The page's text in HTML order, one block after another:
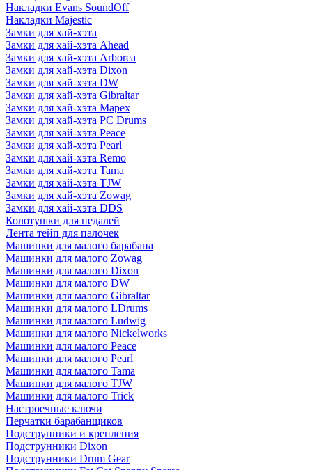
Накладки Evans SoundOff
Накладки Majestic
Замки для хай-хэта
Замки для хай-хэта Ahead
Замки для хай-хэта Arborea
Замки для хай-хэта Dixon
Замки для хай-хэта DW
Замки для хай-хэта Gibraltar
Замки для хай-хэта Mapex
Замки для хай-хэта PC Drums
Замки для хай-хэта Peace
Замки для хай-хэта Pearl
Замки для хай-хэта Remo
Замки для хай-хэта Tama
Замки для хай-хэта TJW
Замки для хай-хэта Zowag
Замки для хай-хэта DDS
Колотушки для педалей
Лента тейп для палочек
Машинки для малого барабана
Машинки для малого Zowag
Машинки для малого Dixon
Машинки для малого DW
Машинки для малого Gibraltar
Машинки для малого LDrums
Машинки для малого Ludwig
Машинки для малого Nickelworks
Машинки для малого Peace
Машинки для малого Pearl
Машинки для малого Tama
Машинки для малого TJW
Машинки для малого Trick
Настроечные ключи
Перчатки барабанщиков
Подструнники и крепления
Подструнники Dixon
Подструнники Drum Gear